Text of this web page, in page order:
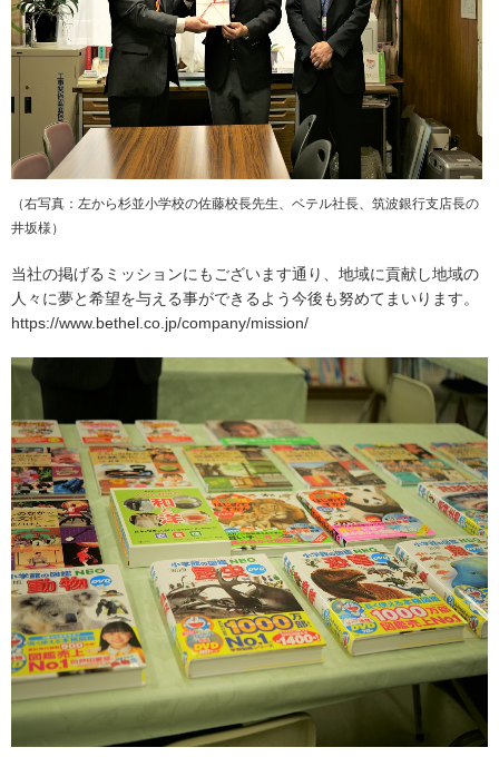
（右写真：左から杉並小学校の佐藤校長先生、ベテル社長、筑波銀行支店長の
井坂様）
当社の掲げるミッションにもございます通り、地域に貢献し地域の
人々に夢と希望を与える事ができるよう今後も努めてまいります。
https://www.bethel.co.jp/company/mission/